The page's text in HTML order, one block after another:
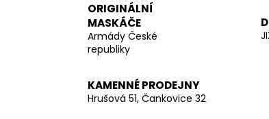
ORIGINÁLNÍ
MASKÁČE
Armády České
republiky
KAMENNÉ PRODEJNY
Hrušová 51, Čankovice 32